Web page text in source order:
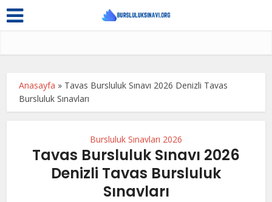
Anasayfa » Tavas Bursluluk Sınavı 2026 Denizli Tavas
Bursluluk Sınavları
Bursluluk Sınavları 2026
Tavas Bursluluk Sınavı 2026
Denizli Tavas Bursluluk
Sınavları